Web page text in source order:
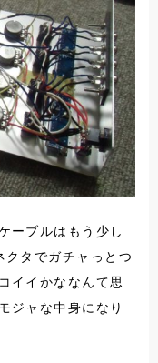
ーブルはもう少し
タでガチャっとつ
イイかななんて思
ジャな中身になり